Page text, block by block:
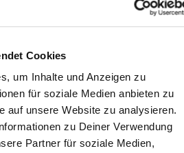
Cookies
um Inhalte und Anzeigen zu
für soziale Medien anbieten zu
auf unsere Website zu analysieren.
zu Deiner Verwendung
Partner für soziale Medien,
CONCILIER VIE